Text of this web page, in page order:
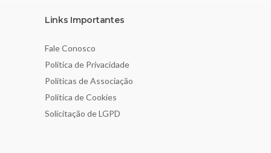
Links Importantes
Fale Conosco
Política de Privacidade
Políticas de Associação
Política de Cookies
Solicitação de LGPD